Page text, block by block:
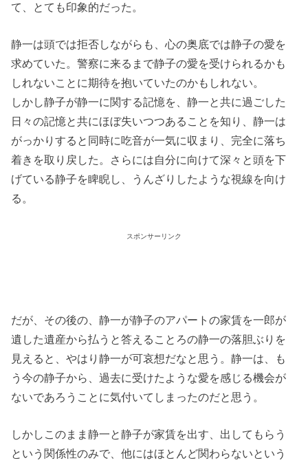
て、とても印象的だった。
静一は頭では拒否しながらも、心の奥底では静子の愛を
求めていた。警察に来るまで静子の愛を受けられるかも
しれないことに期待を抱いていたのかもしれない。
しかし静子が静一に関する記憶を、静一と共に過ごした
日々の記憶と共にほぼ失いつつあることを知り、静一は
がっかりすると同時に吃音が一気に収まり、完全に落ち
着きを取り戻した。さらには自分に向けて深々と頭を下
げている静子を睥睨し、うんざりしたような視線を向け
る。
スポンサーリンク
だが、その後の、静一が静子のアパートの家賃を一郎が
遺した遺産から払うと答えることろの静一の落胆ぶりを
見えると、やはり静一が可哀想だなと思う。静一は、も
う今の静子から、過去に受けたような愛を感じる機会が
ないであろうことに気付いてしまったのだと思う。
しかしこのまま静一と静子が家賃を出す、出してもらう
という関係性のみで、他にはほとんど関わらないという